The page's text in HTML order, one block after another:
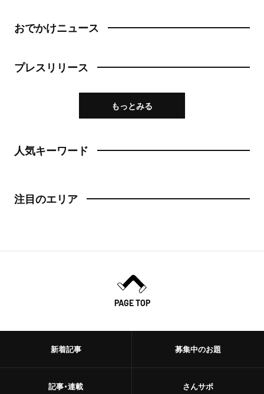
おでかけニュース
プレスリリース
もっとみる
人気キーワード
注目のエリア
PAGE TOP
新着記事
記事・連載
募集中のお題
さんサポ